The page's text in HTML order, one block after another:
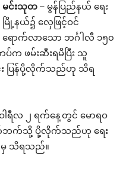
မင်းသုတ – မွန်ပြည်နယ် ရေး
မြို့နယ်၌ လှေဖြင့်ဝင်
ရောက်လာသော ဘင်္ဂါလီ ၁၅၀
ပ်က ဖမ်းဆီးရမိပြီး သူ
း ပြန်ပို့လိုက်သည်ဟု သိရ
ဝါရီလ ၂ ရက်နေ့တွင် မောရဝ
ာ်ဘက်သို့ ပို့လိုက်သည်ဟု ရေး
မှ သိရသည်။